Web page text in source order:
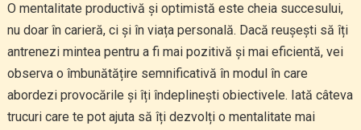
O mentalitate productivă și optimistă este cheia succesului,
nu doar în carieră, ci și în viața personală. Dacă reușești să îți
antrenezi mintea pentru a fi mai pozitivă și mai eficientă, vei
observa o îmbunătățire semnificativă în modul în care
abordezi provocările și îți îndeplinești obiectivele. Iată câteva
trucuri care te pot ajuta să îți dezvolți o mentalitate mai